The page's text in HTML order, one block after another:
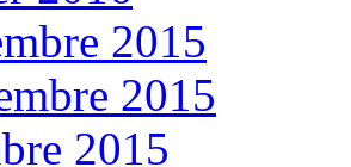
2015
2015
2015